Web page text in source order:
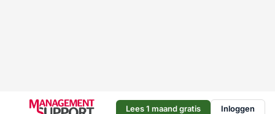
Lees 1 maand gratis Inloggen